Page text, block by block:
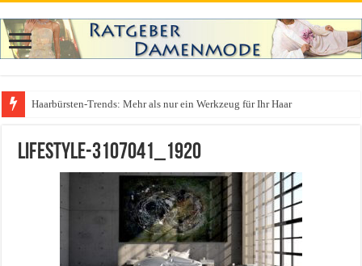
Haarbürsten-Trends: Mehr als nur ein Werkzeug für Ihr Haar
Was zieht man auf ein Festival an? Dein ultimativer Styleguide für die
lifestyle-3107041_1920